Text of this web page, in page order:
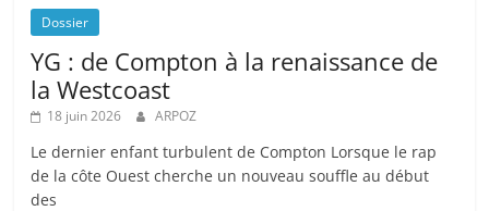
Dossier
YG : de Compton à la renaissance de
la Westcoast
18 juin 2026 ARPOZ
Le dernier enfant turbulent de Compton Lorsque le rap
de la côte Ouest cherche un nouveau souffle au début
des